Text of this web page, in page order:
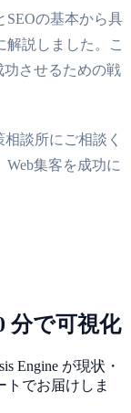
SEOの基本から具
説しました。こ
功させるための戦
談所にご相談く
集客を成功に
分で可視化
Engine が現状・
でお届けしま